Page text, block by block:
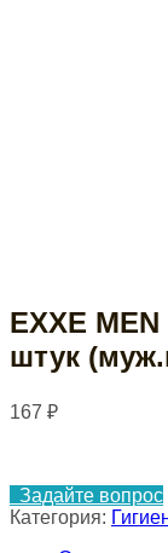
EXXE
штук
167 ₽
Задайте вопрос
Категория: